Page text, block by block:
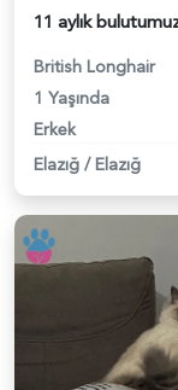
British Longhair
1 Yaşında
Erkek
Elazığ / Elazığ